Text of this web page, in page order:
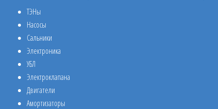
ТЭНы
Насосы
Сальники
Электроника
УБЛ
Электроклапана
Двигатели
Амортизаторы